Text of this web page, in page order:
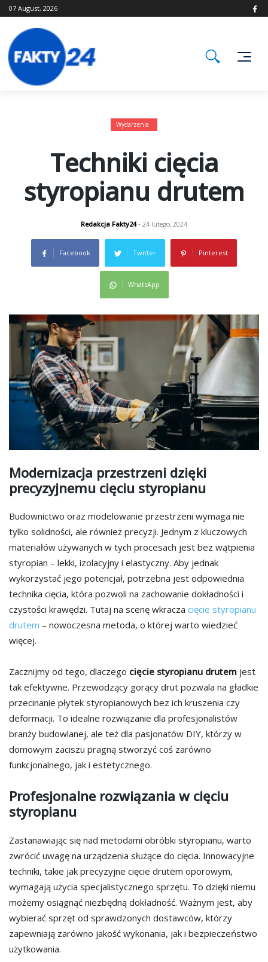
Skip
to
07 August, 2026
Wydarzenia
Techniki cięcia
styropianu drutem
Redakcja Fakty24- 24 lutego, 2024
Facebook Twitter Pinterest
WhatsApp
Modernizacja przestrzeni dzięki
precyzyjnemu cięciu styropianu
Budownictwo oraz modelowanie przestrzeni wymaga nie
tylko solidności, ale również precyzji. Jednym z kluczowych
materiałów używanych w tych procesach jest bez wątpienia
styropian – lekki, izolacyjny i elastyczny. Aby jednak
wykorzystać jego potencjał, potrzebna jest odpowiednia
technika cięcia, która pozwoli na zachowanie dokładności i
czystości krawędzi. Tutaj na scenę wkracza cięcie styropianu
drutem – nowoczesna metoda, o której warto wiedzieć
więcej.
Zacznijmy od tego, dlaczego cięcie styropianu drutem jest
tak efektywne. Przewodzący gorący drut pozwala na gładkie
przecinanie płytek styropianowych bez ich kruszenia czy
deformacji. To idealne rozwiązanie dla profesjonalistów
branży budowlanej, ale też dla pasjonatów DIY, którzy w
domowym zaciszu pragną stworzyć coś zarówno
funkcjonalnego, jak i estetycznego.
Profesjonalne rozwiązania w cięciu
styropianu
Zastanawiając się nad metodami obróbki styropianu, warto
zwrócić uwagę na urządzenia służące do cięcia. Innowacyjne
techniki, takie jak precyzyjne cięcie drutem oporowym,
wymagają użycia specjalistycznego sprzętu. To dzięki niemu
możemy osiągnąć niezbędną dokładność. Ważnym jest, aby
wybierać sprzęt od sprawdzonych dostawców, którzy
zapewniają zarówno jakość wykonania, jak i bezpieczeństwo
użytkowania.